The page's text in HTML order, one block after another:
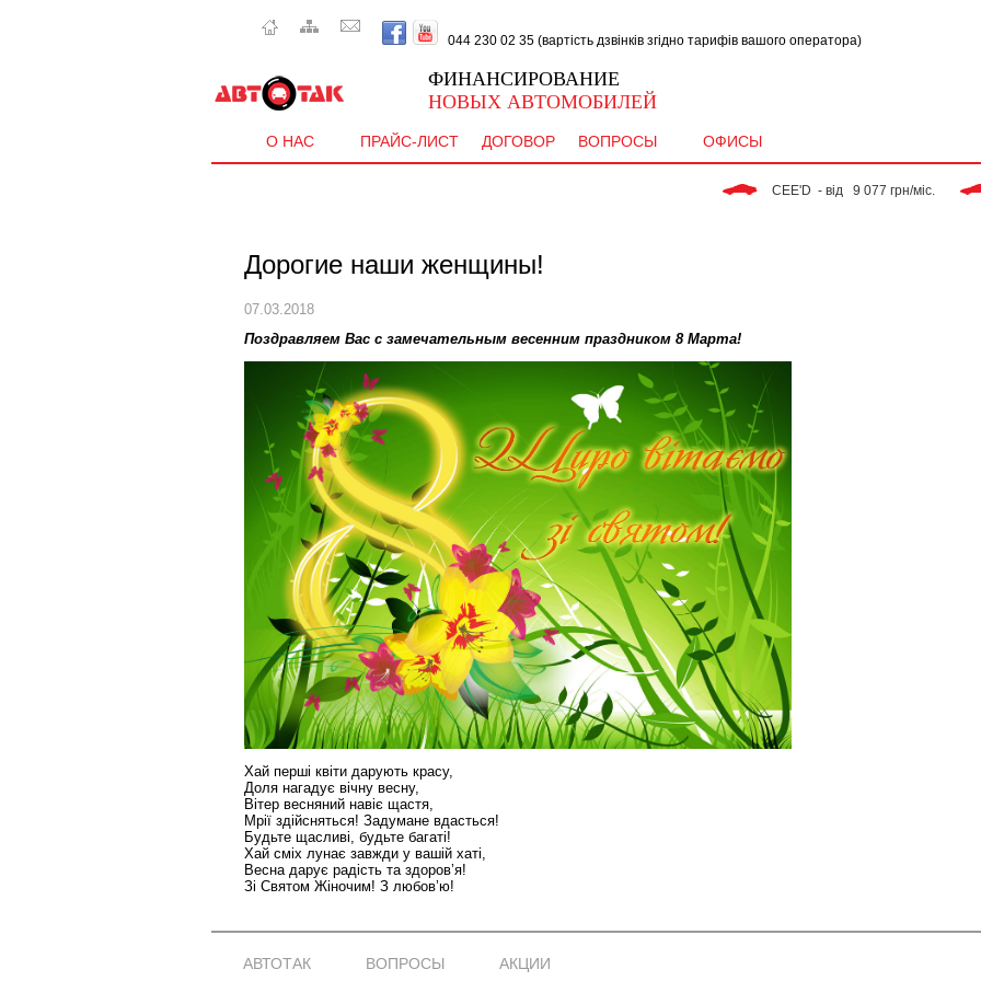
044 230 02 35 (вартість дзвінків згідно тарифів вашого оператора)
ФИНАНСИРОВАНИЕ
НОВЫХ АВТОМОБИЛЕЙ
О НАС ПРАЙС-ЛИСТ ДОГОВОР ВОПРОСЫ ОФИСЫ
CEE'D  - від   9 077 грн/міс.
Дорогие наши женщины!
07.03.2018
Поздравляем Вас с замечательным весенним праздником 8 Марта!
Хай перші квіти дарують красу,
Доля нагадує вічну весну,
Вітер весняний навіє щастя,
Мрії здійсняться! Задумане вдасться!
Будьте щасливі, будьте багаті!
Хай сміх лунає завжди у вашій хаті,
Весна дарує радість та здоров’я!
Зі Святом Жіночим! З любов’ю!
АВТОТАК ВОПРОСЫ АКЦИИ